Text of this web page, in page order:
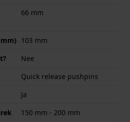
66 mm
103 mm
Nee
Quick release pushpins
Ja
150 mm - 200 mm